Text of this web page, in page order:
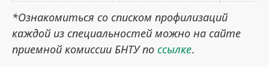
*Ознакомиться со списком профилизаций
каждой из специальностей можно на сайте
приемной комиссии БНТУ по ссылке.